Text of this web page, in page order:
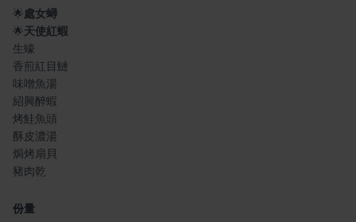
🌟處女蟳
🌟天使紅蝦
生蠔
香煎紅目鰱
味噌魚湯
紹興醉蝦
烤鮭魚頭
酥皮濃湯
焗烤扇貝
豬肉乾
份量